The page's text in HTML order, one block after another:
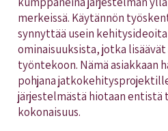
merkeissä. Käytännön
synnyttää usein
ominaisuuksista, jotka
työntekoon. Nämä asiakkaan
pohjana
järjestelmästä hiotaan entistä
kokonaisuus.